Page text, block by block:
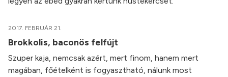
2017. FEBRUÁR 21.
Brokkolis, baconös felfújt
Szuper kaja, nemcsak azért, mert finom, hanem mert
magában, főételként is fogyasztható, nálunk most